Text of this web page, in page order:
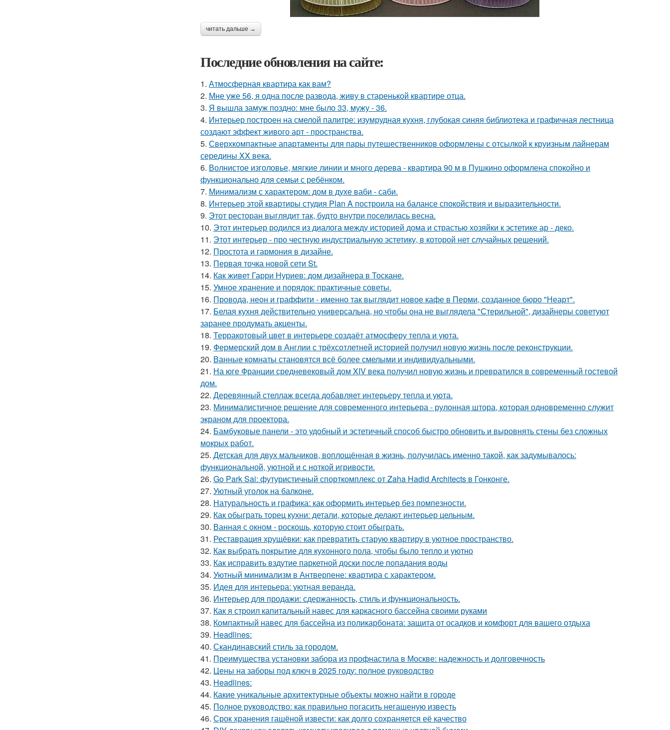
читать дальше →
Последние обновления на сайте:
1. Атмосферная квартира как вам?
2. Мне уже 56, я одна после развода, живу в старенькой квартире отца.
3. Я вышла замуж поздно: мне было 33, мужу - 36.
4. Интерьер построен на смелой палитре: изумрудная кухня, глубокая синяя библиотека и графичная лестница
создают эффект живого арт - пространства.
5. Сверхкомпактные апартаменты для пары путешественников оформлены с отсылкой к круизным лайнерам
середины XX века.
6. Волнистое изголовье, мягкие линии и много дерева - квартира 90 м в Пушкино оформлена спокойно и
функционально для семьи с ребёнком.
7. Минимализм с характером: дом в духе ваби - саби.
8. Интерьер этой квартиры студия Plan A построила на балансе спокойствия и выразительности.
9. Этот ресторан выглядит так, будто внутри поселилась весна.
10. Этот интерьер родился из диалога между историей дома и страстью хозяйки к эстетике ар - деко.
11. Этот интерьер - про честную индустриальную эстетику, в которой нет случайных решений.
12. Простота и гармония в дизайне.
13. Первая точка новой сети St.
14. Как живет Гарри Нуриев: дом дизайнера в Тоскане.
15. Умное хранение и порядок: практичные советы.
16. Провода, неон и граффити - именно так выглядит новое кафе в Перми, созданное бюро "Неарт".
17. Белая кухня действительно универсальна, но чтобы она не выглядела "Стерильной", дизайнеры советуют
заранее продумать акценты.
18. Терракотовый цвет в интерьере создаёт атмосферу тепла и уюта.
19. Фермерский дом в Англии с трёхсотлетней историей получил новую жизнь после реконструкции.
20. Ванные комнаты становятся всё более смелыми и индивидуальными.
21. На юге Франции средневековый дом XIV века получил новую жизнь и превратился в современный гостевой
дом.
22. Деревянный стеллаж всегда добавляет интерьеру тепла и уюта.
23. Минималистичное решение для современного интерьера - рулонная штора, которая одновременно служит
экраном для проектора.
24. Бамбуковые панели - это удобный и эстетичный способ быстро обновить и выровнять стены без сложных
мокрых работ.
25. Детская для двух мальчиков, воплощённая в жизнь, получилась именно такой, как задумывалось:
функциональной, уютной и с ноткой игривости.
26. Go Park Sai: футуристичный спорткомплекс от Zaha Hadid Architects в Гонконге.
27. Уютный уголок на балконе.
28. Натуральность и графика: как оформить интерьер без помпезности.
29. Как обыграть торец кухни: детали, которые делают интерьер цельным.
30. Ванная с окном - роскошь, которую стоит обыграть.
31. Реставрация хрущёвки: как превратить старую квартиру в уютное пространство.
32. Как выбрать покрытие для кухонного пола, чтобы было тепло и уютно
33. Как исправить вздутие паркетной доски после попадания воды
34. Уютный минимализм в Антверпене: квартира с характером.
35. Идея для интерьера: уютная веранда.
36. Интерьер для продажи: сдержанность, стиль и функциональность.
37. Как я строил капитальный навес для каркасного бассейна своими руками
38. Компактный навес для бассейна из поликарбоната: защита от осадков и комфорт для вашего отдыха
39. Headlines:
40. Скандинавский стиль за городом.
41. Преимущества установки забора из профнастила в Москве: надежность и долговечность
42. Цены на заборы под ключ в 2025 году: полное руководство
43. Headlines:
44. Какие уникальные архитектурные объекты можно найти в городе
45. Полное руководство: как правильно погасить негашеную известь
46. Срок хранения гашёной извести: как долго сохраняется её качество